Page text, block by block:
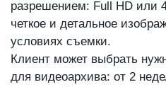
разрешением: Full HD или
четкое и детальное
условиях съемки.
Клиент может выбрать
для видеоархива: от 2